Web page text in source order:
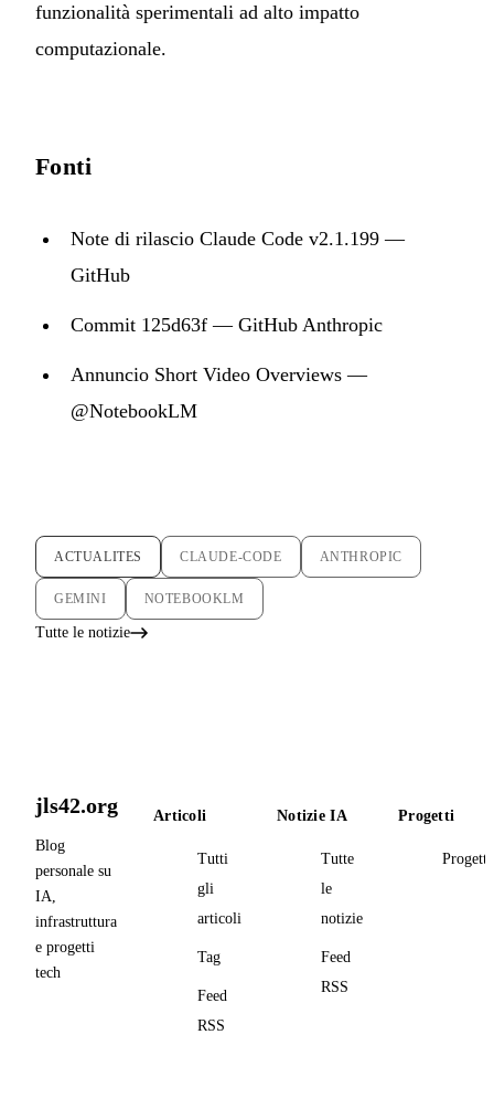
funzionalità sperimentali ad alto impatto
computazionale.
Fonti
Note di rilascio Claude Code v2.1.199 —
GitHub
Commit 125d63f — GitHub Anthropic
Annuncio Short Video Overviews —
@NotebookLM
ACTUALITES CLAUDE-CODE ANTHROPIC
GEMINI NOTEBOOKLM
Tutte le notizie
jls42.org
Blog
personale su
IA,
infrastruttura
e progetti
tech
Articoli
Tutti
gli
articoli
Tag
Feed
RSS
Notizie IA
Tutte
le
notizie
Feed
RSS
Progetti
Progetti